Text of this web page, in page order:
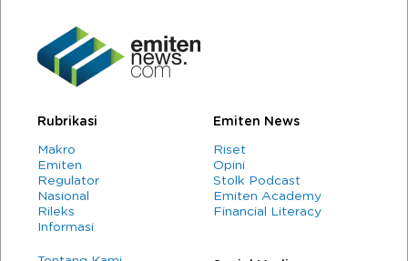
Rubrikasi
Makro
Emiten
Regulator
Nasional
Rileks
Informasi
Emiten News
Riset
Opini
Stolk Podcast
Emiten Academy
Financial Literacy